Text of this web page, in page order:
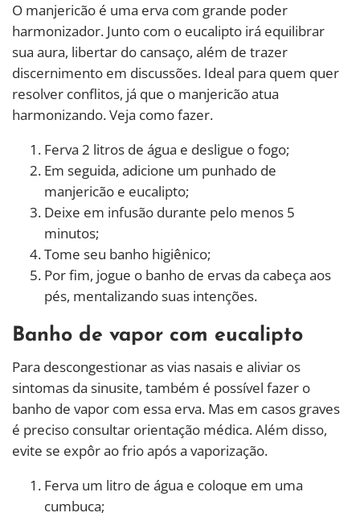
O manjericão é uma erva com grande poder
harmonizador. Junto com o eucalipto irá equilibrar
sua aura, libertar do cansaço, além de trazer
discernimento em discussões. Ideal para quem quer
resolver conflitos, já que o manjericão atua
harmonizando. Veja como fazer.
Ferva 2 litros de água e desligue o fogo;
Em seguida, adicione um punhado de
manjericão e eucalipto;
Deixe em infusão durante pelo menos 5
minutos;
Tome seu banho higiênico;
Por fim, jogue o banho de ervas da cabeça aos
pés, mentalizando suas intenções.
Banho de vapor com eucalipto
Para descongestionar as vias nasais e aliviar os
sintomas da sinusite, também é possível fazer o
banho de vapor com essa erva. Mas em casos graves
é preciso consultar orientação médica. Além disso,
evite se expôr ao frio após a vaporização.
Ferva um litro de água e coloque em uma
cumbuca;